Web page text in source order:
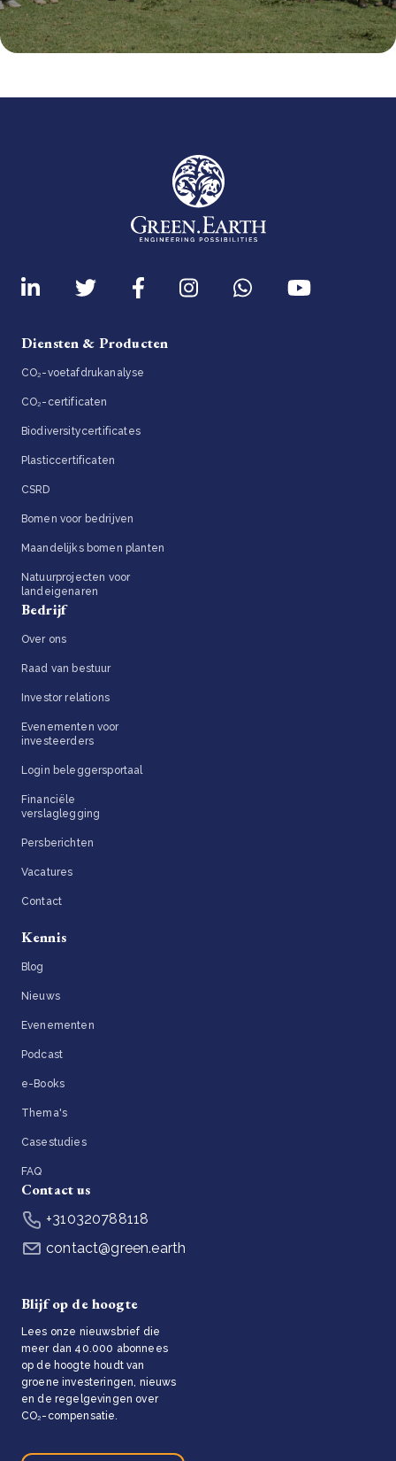
Diensten & Producten
CO₂-voetafdrukanalyse
CO₂-certificaten
Biodiversitycertificates
Plasticcertificaten
CSRD
Bomen voor bedrijven
Maandelijks bomen planten
Natuurprojecten voor
landeigenaren
Bedrijf
Over ons
Raad van bestuur
Investor relations
Evenementen voor
investeerders
Login beleggersportaal
Financiële
verslaglegging
Persberichten
Vacatures
Contact
Kennis
Blog
Nieuws
Evenementen
Podcast
e-Books
Thema's
Casestudies
FAQ
Contact us
+310320788118
contact@green.earth
Blijf op de hoogte
Lees onze nieuwsbrief die
meer dan 40.000 abonnees
op de hoogte houdt van
groene investeringen, nieuws
en de regelgevingen over
CO₂-compensatie.